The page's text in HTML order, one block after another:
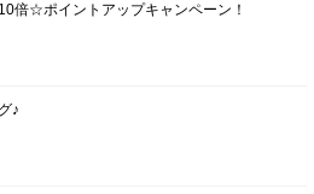
倍☆ポイントアップキャンペーン！
♪